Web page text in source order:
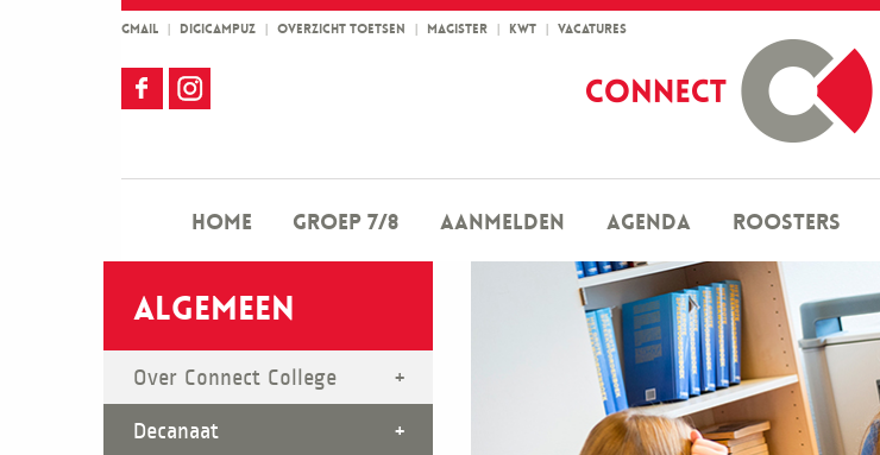
GMAIL | DIGICAMPUZ | OVERZICHT TOETSEN | MAGISTER | KWT | VACATURES
Home Groep 7/8 Aanmelden Agenda Roosters
Algemeen
Over Connect College
Decanaat